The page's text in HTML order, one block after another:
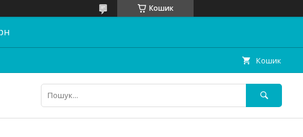
Кошик
Кошик